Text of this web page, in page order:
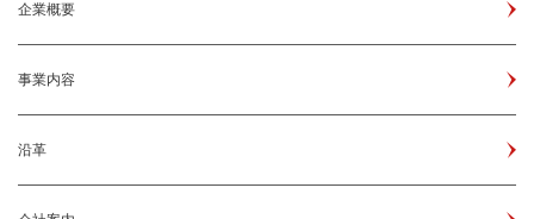
企業概要
事業内容
沿革